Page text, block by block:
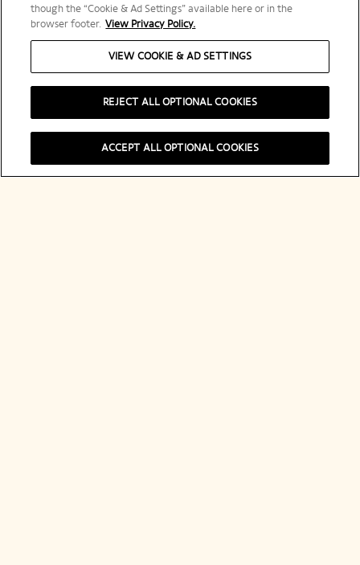
though the “Cookie & Ad Settings” available here or in the
browser footer. View Privacy Policy.
VIEW COOKIE & AD SETTINGS
REJECT ALL OPTIONAL COOKIES
ACCEPT ALL OPTIONAL COOKIES